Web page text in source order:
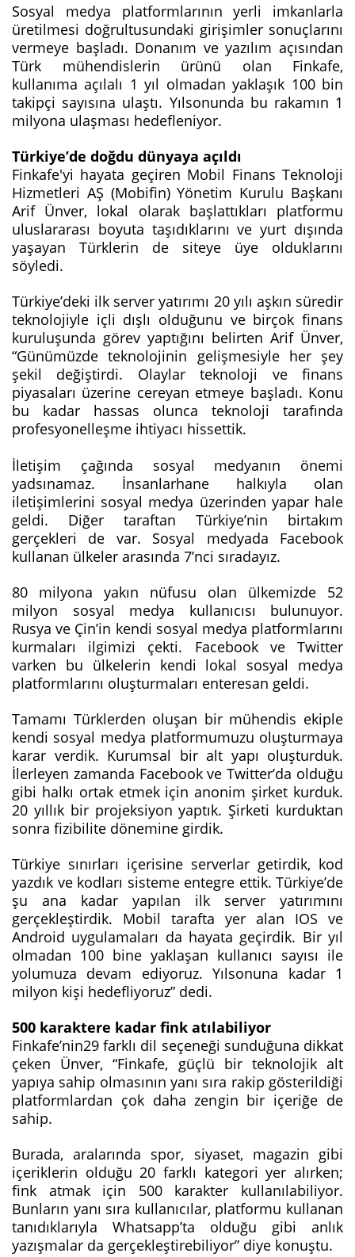
Sosyal medya platformlarının yerli imkanlarla
üretilmesi doğrultusundaki girişimler sonuçlarını
vermeye başladı. Donanım ve yazılım açısından
Türk mühendislerin ürünü olan Finkafe,
kullanıma açılalı 1 yıl olmadan yaklaşık 100 bin
takipçi sayısına ulaştı. Yılsonunda bu rakamın 1
milyona ulaşması hedefleniyor.
Türkiye’de doğdu dünyaya açıldı
Finkafe'yi hayata geçiren Mobil Finans Teknoloji
Hizmetleri AŞ (Mobifin) Yönetim Kurulu Başkanı
Arif Ünver, lokal olarak başlattıkları platformu
uluslararası boyuta taşıdıklarını ve yurt dışında
yaşayan Türklerin de siteye üye olduklarını
söyledi.
Türkiye’deki ilk server yatırımı 20 yılı aşkın süredir
teknolojiyle içli dışlı olduğunu ve birçok finans
kuruluşunda görev yaptığını belirten Arif Ünver,
“Günümüzde teknolojinin gelişmesiyle her şey
şekil değiştirdi. Olaylar teknoloji ve finans
piyasaları üzerine cereyan etmeye başladı. Konu
bu kadar hassas olunca teknoloji tarafında
profesyonelleşme ihtiyacı hissettik.
İletişim çağında sosyal medyanın önemi
yadsınamaz. İnsanlarhane halkıyla olan
iletişimlerini sosyal medya üzerinden yapar hale
geldi. Diğer taraftan Türkiye’nin birtakım
gerçekleri de var. Sosyal medyada Facebook
kullanan ülkeler arasında 7’nci sıradayız.
80 milyona yakın nüfusu olan ülkemizde 52
milyon sosyal medya kullanıcısı bulunuyor.
Rusya ve Çin’in kendi sosyal medya platformlarını
kurmaları ilgimizi çekti. Facebook ve Twitter
varken bu ülkelerin kendi lokal sosyal medya
platformlarını oluşturmaları enteresan geldi.
Tamamı Türklerden oluşan bir mühendis ekiple
kendi sosyal medya platformumuzu oluşturmaya
karar verdik. Kurumsal bir alt yapı oluşturduk.
İlerleyen zamanda Facebook ve Twitter’da olduğu
gibi halkı ortak etmek için anonim şirket kurduk.
20 yıllık bir projeksiyon yaptık. Şirketi kurduktan
sonra fizibilite dönemine girdik.
Türkiye sınırları içerisine serverlar getirdik, kod
yazdık ve kodları sisteme entegre ettik. Türkiye’de
şu ana kadar yapılan ilk server yatırımını
gerçekleştirdik. Mobil tarafta yer alan IOS ve
Android uygulamaları da hayata geçirdik. Bir yıl
olmadan 100 bine yaklaşan kullanıcı sayısı ile
yolumuza devam ediyoruz. Yılsonuna kadar 1
milyon kişi hedefliyoruz” dedi.
500 karaktere kadar fink atılabiliyor
Finkafe’nin29 farklı dil seçeneği sunduğuna dikkat
çeken Ünver, “Finkafe, güçlü bir teknolojik alt
yapıya sahip olmasının yanı sıra rakip gösterildiği
platformlardan çok daha zengin bir içeriğe de
sahip.
Burada, aralarında spor, siyaset, magazin gibi
içeriklerin olduğu 20 farklı kategori yer alırken;
fink atmak için 500 karakter kullanılabiliyor.
Bunların yanı sıra kullanıcılar, platformu kullanan
tanıdıklarıyla Whatsapp’ta olduğu gibi anlık
yazışmalar da gerçekleştirebiliyor” diye konuştu.